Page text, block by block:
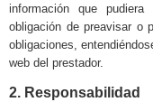
información que
obligación de preavisar o
obligaciones,
web del prestador.
2. Responsabilidad